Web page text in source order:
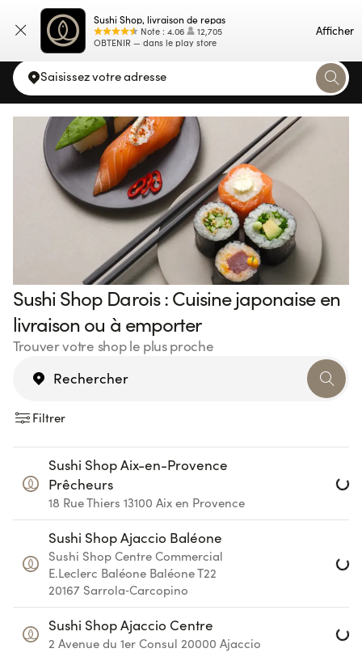
Sushi Shop, livraison de repas
Note : 4.06
12,705
OBTENIR — dans le play store
Afficher
Carte
Saisissez votre adresse
Sushi Shop Darois : Cuisine japonaise en
livraison ou à emporter
Trouver votre shop le plus proche
Filtrer
Sushi Shop Aix-en-Provence
Prêcheurs
18 Rue Thiers 13100 Aix en Provence
Sushi Shop Ajaccio Baléone
Sushi Shop Centre Commercial
E.Leclerc Baléone Baléone T22
20167 Sarrola‑Carcopino
Sushi Shop Ajaccio Centre
2 Avenue du 1er Consul 20000 Ajaccio